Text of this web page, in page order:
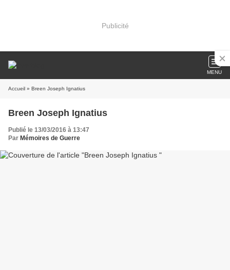
Publicité
MENU
Accueil » Breen Joseph Ignatius
Breen Joseph Ignatius
Publié le 13/03/2016 à 13:47
Par Mémoires de Guerre